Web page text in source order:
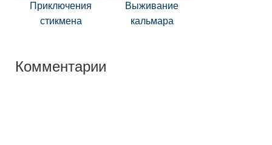
Приключения
стикмена
Выживание
кальмара
Комментарии